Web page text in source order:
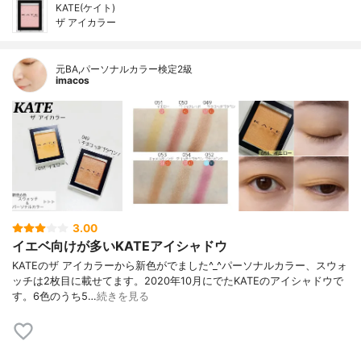
KATE(ケイト)
ザ アイカラー
元BA,パーソナルカラー検定2級
imacos
3.00
イエベ向けが多いKATEアイシャドウ
KATEのザ アイカラーから新色がでました^_^パーソナルカラー、スウォ
ッチは2枚目に載せてます。2020年10月にでたKATEのアイシャドウで
す。6色のうち5…続きを見る